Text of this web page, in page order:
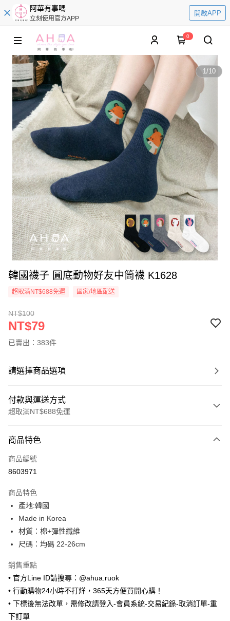
阿華有事嗎
立刻使用官方APP
開啟APP
0
1/10
韓國襪子 圓底動物好友中筒襪 K1628
超取滿NT$688免運 國家/地區配送
NT$100
NT$79
已賣出：383件
請選擇商品選項
付款與運送方式
超取滿NT$688免運
信用卡一次付款
超商取貨付款
Apple Pay
街口支付
悠遊付
ATM付款
全家取貨付款
每筆NT$65，滿NT$688(含以上)免運費
商品特色
商品編號
8603971
商品特色
產地:韓國
Made in Korea
材質：棉+彈性纖維
尺碼：均碼 22-26cm
銷售重點
• 官方Line ID請搜尋：@ahua.ruok
• 行動購物24小時不打烊，365天方便買開心購！
• 下標後無法改單，需修改請登入-會員系統-交易紀錄-取消訂單-重
下訂單